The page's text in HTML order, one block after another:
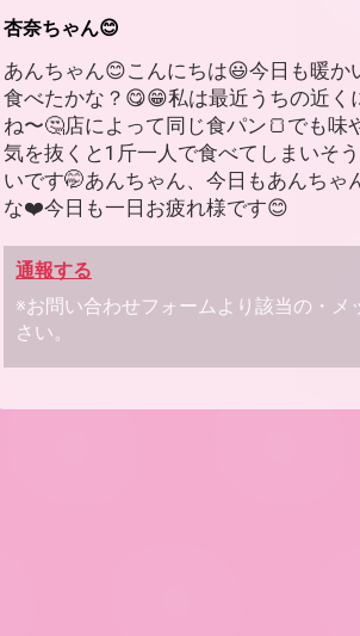
杏奈ちゃん😊
あんちゃん😊こんにちは😃今日も暖
食べたかな？😋😁私は最近うちの近
ね〜🤔店によって同じ食パン🍞でも
気を抜くと1斤一人で食べてしまいそ
いです🤭あんちゃん、今日もあんち
な❤️今日も一日お疲れ様です😊
通報する
※お問い合わせフォームより該当の・
さい。